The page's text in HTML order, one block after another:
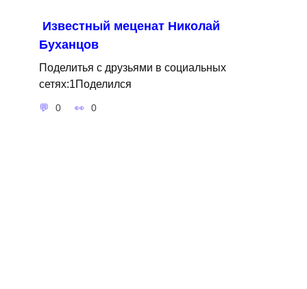
Известный меценат Николай
Буханцов
Поделитья с друзьями в социальных
сетях:1Поделился
0 0